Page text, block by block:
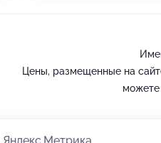
Цены, размещенные на
можете